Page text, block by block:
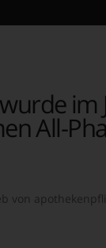
wurde im
All-
von